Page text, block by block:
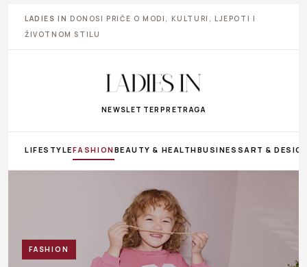
LADIES IN DONOSI PRIČE O MODI, KULTURI, LJEPOTI I
ŽIVOTNOM STILU
NEWSLETTER PRETRAGA
LIFESTYLEFASHIONBEAUTY & HEALTHBUSINESS ART &
FASHION